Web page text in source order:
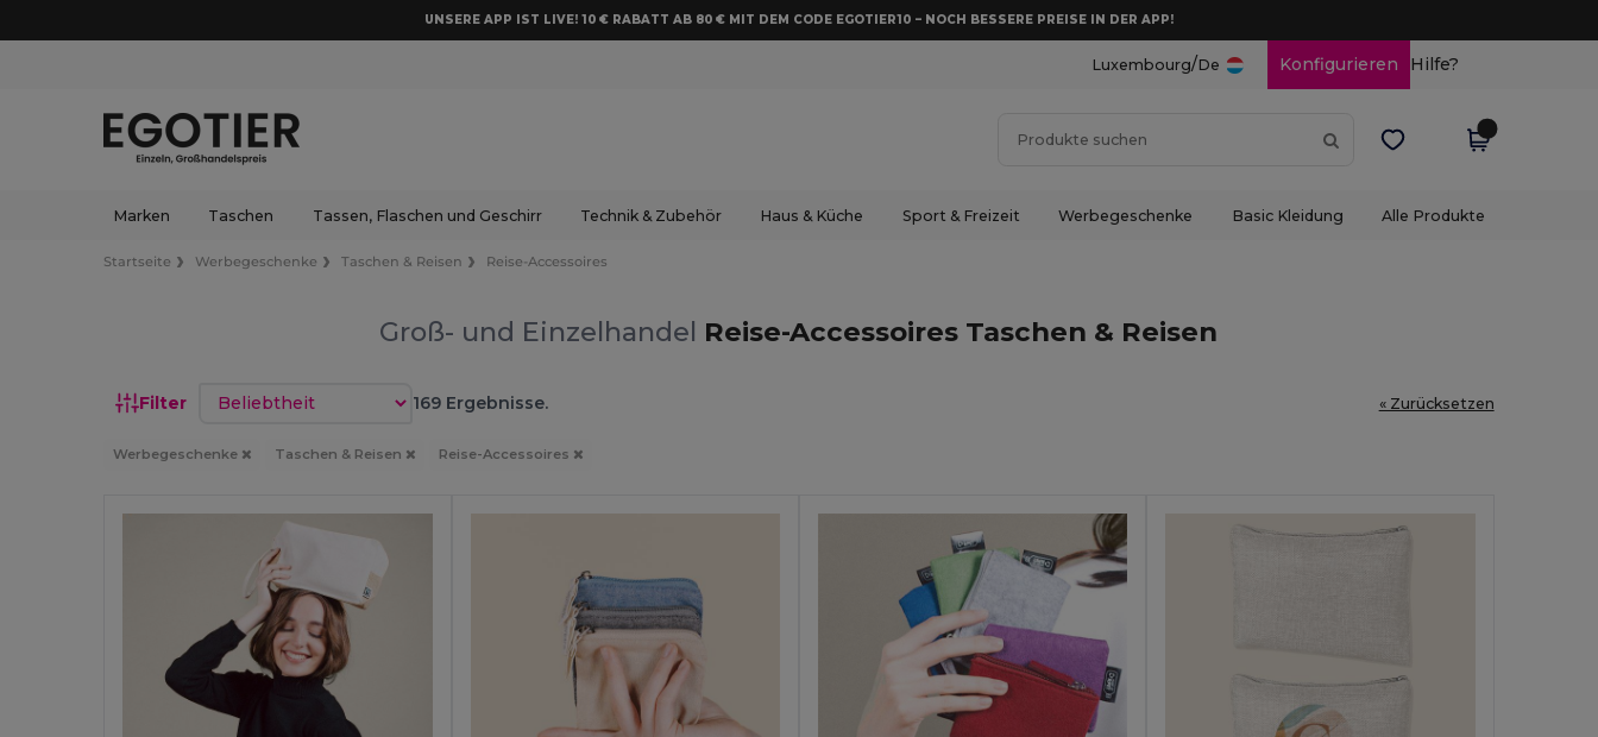
UNSERE APP IST LIVE! 10 € RABATT AB 80 € MIT DEM CODE EGOTIER10 – NOCH BESSERE PREISE IN DER APP!
Luxembourg/De Konfigurieren Hilfe?
Marken Taschen Tassen, Flaschen und Geschirr Technik & Zubehör Haus & Küche Sport & Freizeit Werbegeschenke Basic Kleidung Alle Produkte
Startseite Werbegeschenke Taschen & Reisen Reise-Accessoires
Groß- und Einzelhandel Reise-Accessoires Taschen & Reisen
Filter Sortieren nach 169 Ergebnisse. « Zurücksetzen
Werbegeschenke Taschen & Reisen Reise-Accessoires